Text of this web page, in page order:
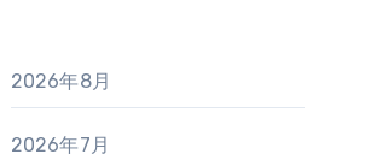
2026年8月
2026年7月